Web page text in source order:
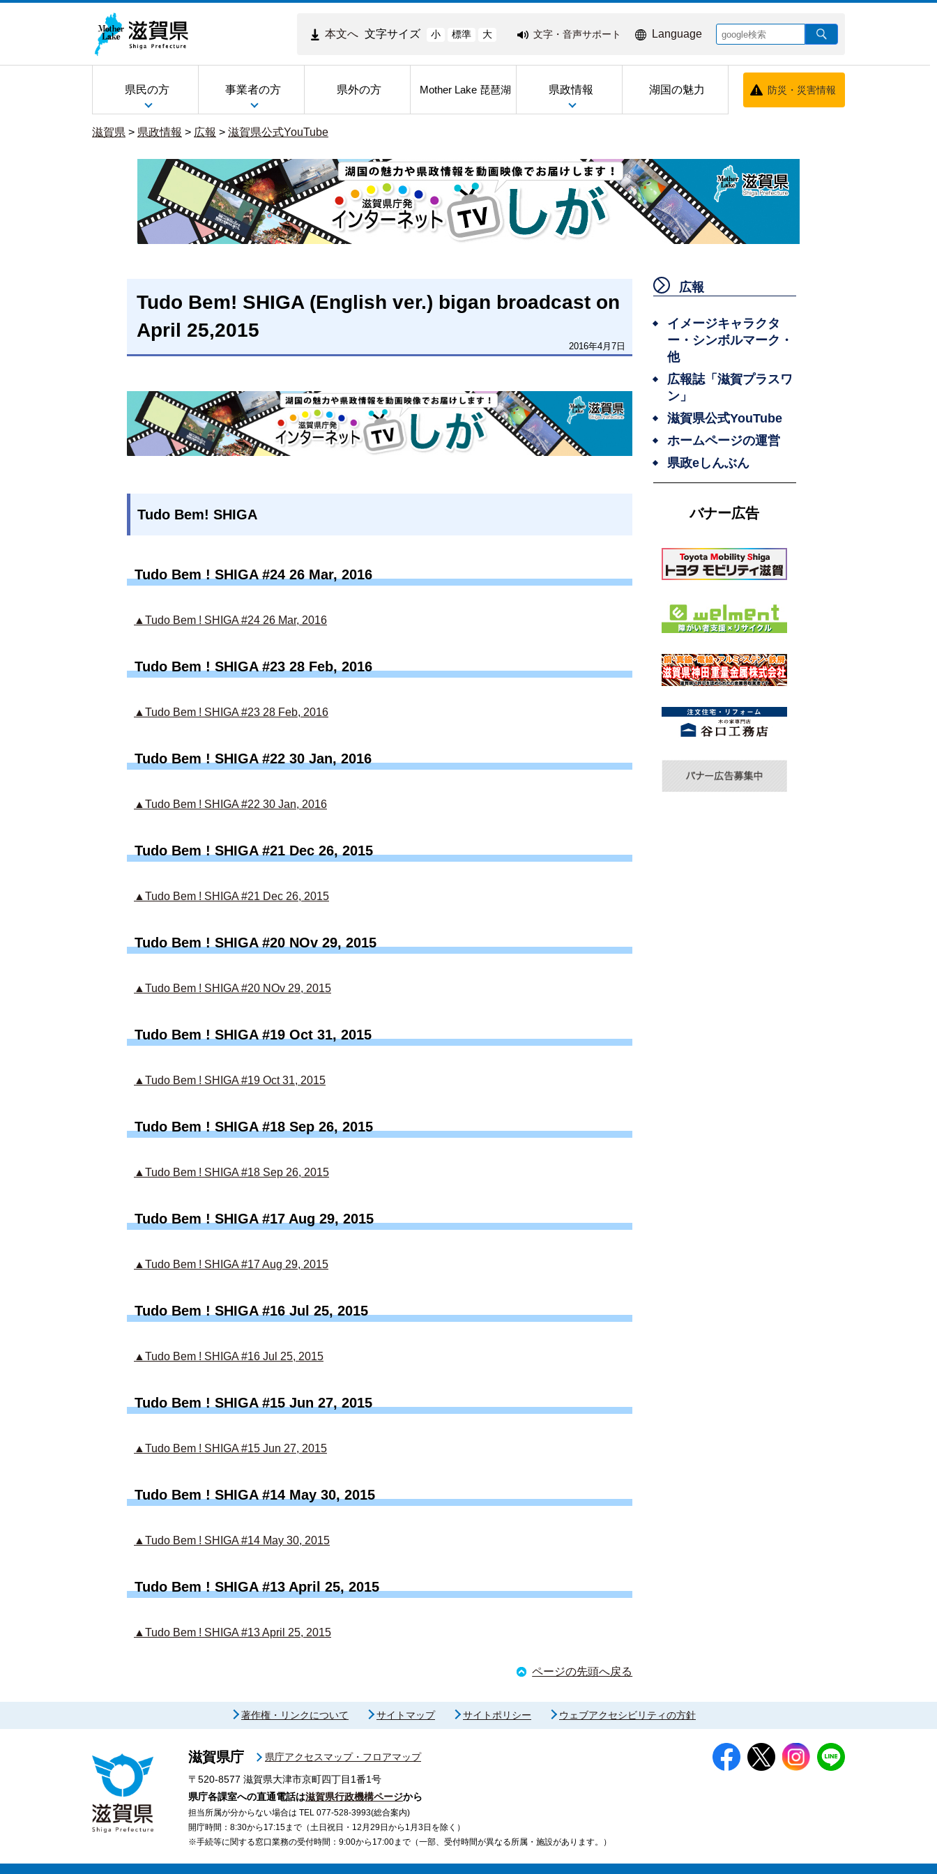
本文へ 文字サイズ 小 標準 大 文字・音声サポート Language
県民の方 事業者の方 県外の方 Mother Lake 琵琶湖 県政情報 湖国の魅力 防災・災害情報
滋賀県 > 県政情報 > 広報 > 滋賀県公式YouTube
Tudo Bem! SHIGA (English ver.) bigan broadcast on
April 25,2015
2016年4月7日
Tudo Bem! SHIGA
Tudo Bem ! SHIGA #24 26 Mar, 2016
▲Tudo Bem ! SHIGA #24 26 Mar, 2016
Tudo Bem ! SHIGA #23 28 Feb, 2016
▲Tudo Bem ! SHIGA #23 28 Feb, 2016
Tudo Bem ! SHIGA #22 30 Jan, 2016
▲Tudo Bem ! SHIGA #22 30 Jan, 2016
Tudo Bem ! SHIGA #21 Dec 26, 2015
▲Tudo Bem ! SHIGA #21 Dec 26, 2015
Tudo Bem ! SHIGA #20 NOv 29, 2015
▲Tudo Bem ! SHIGA #20 NOv 29, 2015
Tudo Bem ! SHIGA #19 Oct 31, 2015
▲Tudo Bem ! SHIGA #19 Oct 31, 2015
Tudo Bem ! SHIGA #18 Sep 26, 2015
▲Tudo Bem ! SHIGA #18 Sep 26, 2015
Tudo Bem ! SHIGA #17 Aug 29, 2015
▲Tudo Bem ! SHIGA #17 Aug 29, 2015
Tudo Bem ! SHIGA #16 Jul 25, 2015
▲Tudo Bem ! SHIGA #16 Jul 25, 2015
Tudo Bem ! SHIGA #15 Jun 27, 2015
▲Tudo Bem ! SHIGA #15 Jun 27, 2015
Tudo Bem ! SHIGA #14 May 30, 2015
▲Tudo Bem ! SHIGA #14 May 30, 2015
Tudo Bem ! SHIGA #13 April 25, 2015
▲Tudo Bem ! SHIGA #13 April 25, 2015
ページの先頭へ戻る
広報
イメージキャラクタ
ー・シンボルマーク・
他
広報誌「滋賀プラスワ
ン」
滋賀県公式YouTube
ホームページの運営
県政eしんぶん
バナー広告
著作権・リンクについて サイトマップ サイトポリシー ウェブアクセシビリティの方針
滋賀県庁
県庁アクセスマップ・フロアマップ
〒520-8577 滋賀県大津市京町四丁目1番1号
県庁各課室への直通電話は滋賀県行政機構ページから
担当所属が分からない場合は TEL 077-528-3993(総合案内)
開庁時間：8:30から17:15まで（土日祝日・12月29日から1月3日を除く）
※手続等に関する窓口業務の受付時間：9:00から17:00まで（一部、受付時間が異なる所属・施設があります。）